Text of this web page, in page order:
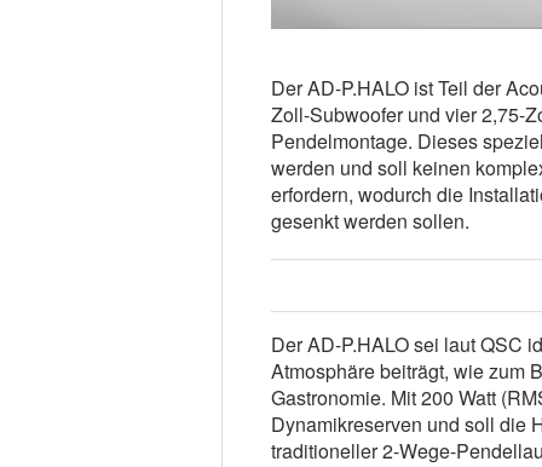
Der AD-P.HALO ist Teil der
Zoll-Subwoofer und vier 2,75-
Pendelmontage. Dieses
werden und soll keinen
erfordern, wodurch die
gesenkt werden sollen.
Der AD-P.HALO sei laut QSC
Atmosphäre beiträgt, wie zum
Gastronomie. Mit 200 Watt
Dynamikreserven und soll die
traditioneller 2-Wege-